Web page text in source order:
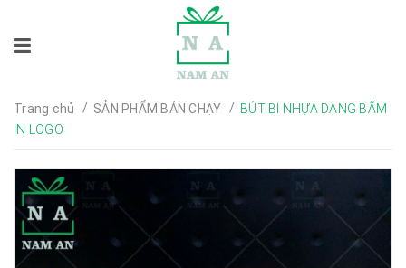
Trang chủ / SẢN PHẨM BÁN CHẠY / BÚT BI NHỰA DẠNG BẤM
IN LOGO